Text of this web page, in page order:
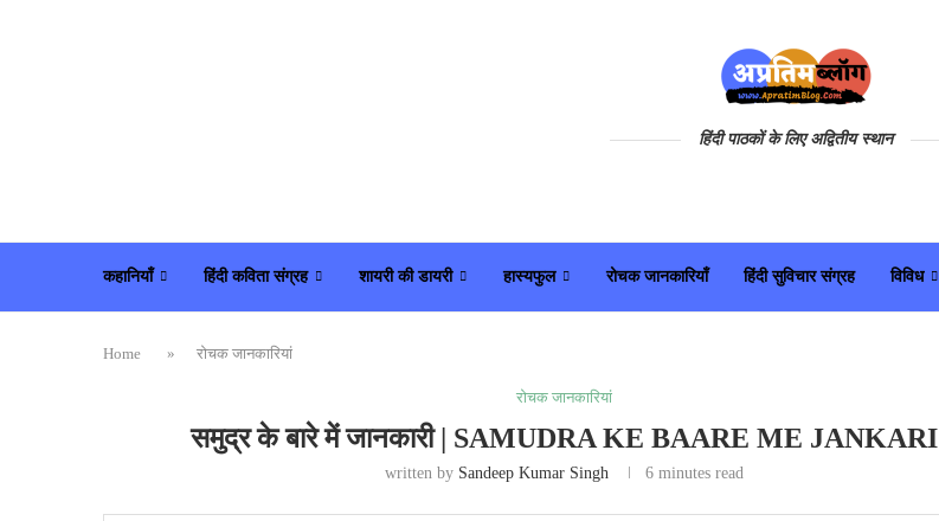
हिंदी पाठकों के लिए अद्वितीय स्थान
कहानियाँ हिंदी कविता संग्रह शायरी की डायरी हास्यफुल रोचक जानकारियाँ हिंदी सुविचार संग्रह विविध
Home » रोचक जानकारियां
रोचक जानकारियां
समुद्र के बारे में जानकारी | SAMUDRA KE BAARE ME JANKARI
written by Sandeep Kumar Singh 6 minutes read